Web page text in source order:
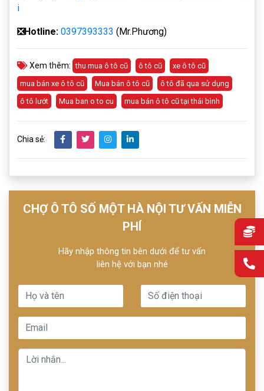
i
❎Hotline: 0397393333 (Mr.Phương)
Xem thêm: thu mua ô tô cũ ô tô cũ
xe ô tô cũ
mua bán xe ô tô cũ
Mua bán ô tô cũ
ô tô đã qua sử dụng
ô tô lướt
Mua ban o to cu mua bán ô tô cũ tại thái bình
Chia sẻ:
CHỢ Ô TÔ SỐ MỘT HÀ NỘI TƯ VẤN MIỄN
PHÍ
Hãy nhập thông tin bên dưới để tư vấn
liên hệ với bạn nhé